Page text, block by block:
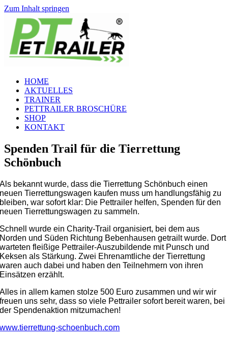
Zum Inhalt springen
HOME
AKTUELLES
TRAINER
PETTRAILER BROSCHÜRE
SHOP
KONTAKT
Spenden Trail für die Tierrettung
Schönbuch
Als bekannt wurde, dass die Tierrettung Schönbuch einen
neuen Tierrettungswagen kaufen muss um handlungsfähig zu
bleiben, war sofort klar: Die Pettrailer helfen, Spenden für den
neuen Tierrettungswagen zu sammeln.
Schnell wurde ein Charity-Trail organisiert, bei dem aus
Norden und Süden Richtung Bebenhausen getrailt wurde. Dort
warteten fleißige Pettrailer-Auszubildende mit Punsch und
Keksen als Stärkung. Zwei Ehrenamtliche der Tierrettung
waren auch dabei und haben den Teilnehmern von ihren
Einsätzen erzählt.
Alles in allem kamen stolze 500 Euro zusammen und wir wir
freuen uns sehr, dass so viele Pettrailer sofort bereit waren, bei
der Spendenaktion mitzumachen!
www.tierrettung-schoenbuch.com